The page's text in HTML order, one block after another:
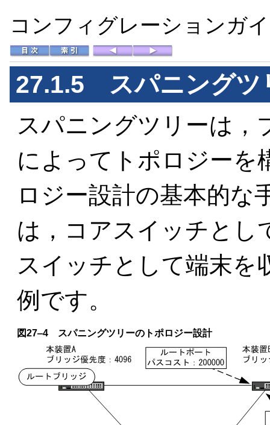
コンフィグレーションガ
27.1.5 スパニングツ
スパニングツリーは，
によってトポロジーを
ロジー設計の基本的な
は，コアスイッチとし
スイッチとして端末を
例です。
図27‒4 スパニングツリーのトポロジー設計